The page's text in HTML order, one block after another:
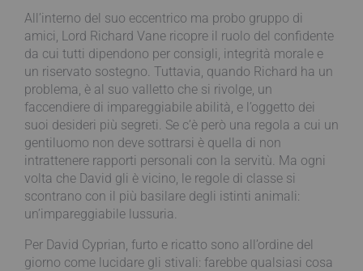
All’interno del suo eccentrico ma probo gruppo di
amici, Lord Richard Vane ricopre il ruolo del confidente
da cui tutti dipendono per consigli, integrità morale e
un riservato sostegno. Tuttavia, quando Richard ha un
problema, è al suo valletto che si rivolge, un
faccendiere di impareggiabile abilità, e l’oggetto dei
suoi desideri più segreti. Se c’è però una regola a cui un
gentiluomo non deve sottrarsi è quella di non
intrattenere rapporti personali con la servitù. Ma ogni
volta che David gli è vicino, le regole di classe si
scontrano con il più basilare degli istinti animali:
un’impareggiabile lussuria.
Per David Cyprian, furto e ricatto sono all’ordine del
giorno come lucidare gli stivali: farebbe qualsiasi cosa